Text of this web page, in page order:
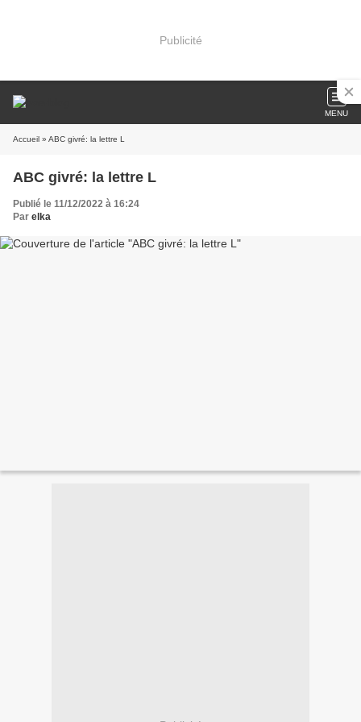
Publicité
MENU
Accueil » ABC givré: la lettre L
ABC givré: la lettre L
Publié le 11/12/2022 à 16:24
Par elka